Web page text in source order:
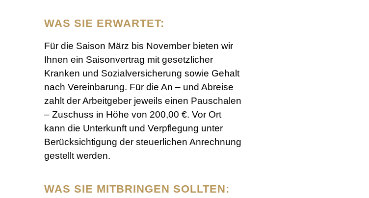
WAS SIE ERWARTET:
Für die Saison März bis November bieten wir
Ihnen ein Saisonvertrag mit gesetzlicher
Kranken und Sozialversicherung sowie Gehalt
nach Vereinbarung. Für die An – und Abreise
zahlt der Arbeitgeber jeweils einen Pauschalen
– Zuschuss in Höhe von 200,00 €. Vor Ort
kann die Unterkunft und Verpflegung unter
Berücksichtigung der steuerlichen Anrechnung
gestellt werden.
WAS SIE MITBRINGEN SOLLTEN: